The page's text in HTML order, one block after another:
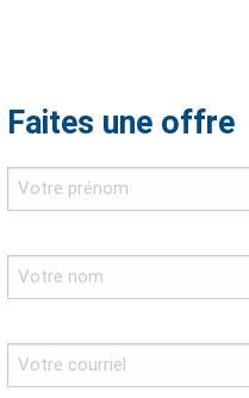
Faites une offre